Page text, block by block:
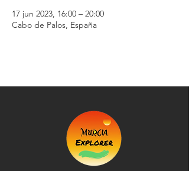
17 jun 2023, 16:00 – 20:00
Cabo de Palos, España